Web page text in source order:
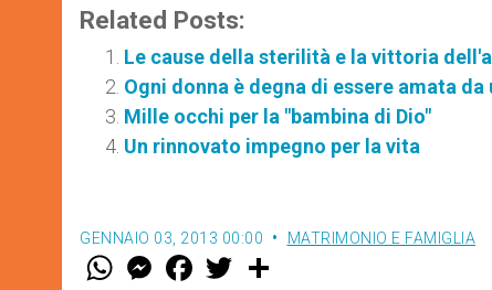
Related Posts:
Le cause della sterilità e la vittoria
Ogni donna è degna di essere amata
Mille occhi per la "bambina di Dio"
Un rinnovato impegno per la vita
GENNAIO 03, 2013 00:00 MATRIMONIO E FAMIGLIA
W M
e
F
a w